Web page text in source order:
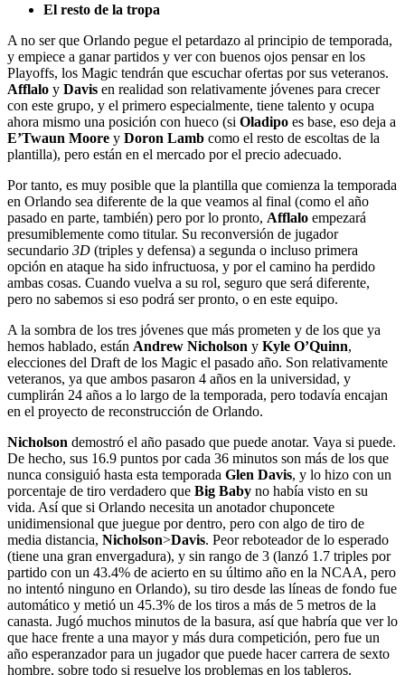
El resto de la tropa
A no ser que Orlando pegue el petardazo al principio de temporada,
y empiece a ganar partidos y ver con buenos ojos pensar en los
Playoffs, los Magic tendrán que escuchar ofertas por sus veteranos.
Afflalo y Davis en realidad son relativamente jóvenes para crecer
con este grupo, y el primero especialmente, tiene talento y ocupa
ahora mismo una posición con hueco (si Oladipo es base, eso deja a
E’Twaun Moore y Doron Lamb como el resto de escoltas de la
plantilla), pero están en el mercado por el precio adecuado.
Por tanto, es muy posible que la plantilla que comienza la temporada
en Orlando sea diferente de la que veamos al final (como el año
pasado en parte, también) pero por lo pronto, Afflalo empezará
presumiblemente como titular. Su reconversión de jugador
secundario 3D (triples y defensa) a segunda o incluso primera
opción en ataque ha sido infructuosa, y por el camino ha perdido
ambas cosas. Cuando vuelva a su rol, seguro que será diferente,
pero no sabemos si eso podrá ser pronto, o en este equipo.
A la sombra de los tres jóvenes que más prometen y de los que ya
hemos hablado, están Andrew Nicholson y Kyle O’Quinn,
elecciones del Draft de los Magic el pasado año. Son relativamente
veteranos, ya que ambos pasaron 4 años en la universidad, y
cumplirán 24 años a lo largo de la temporada, pero todavía encajan
en el proyecto de reconstrucción de Orlando.
Nicholson demostró el año pasado que puede anotar. Vaya si puede.
De hecho, sus 16.9 puntos por cada 36 minutos son más de los que
nunca consiguió hasta esta temporada Glen Davis, y lo hizo con un
porcentaje de tiro verdadero que Big Baby no había visto en su
vida. Así que si Orlando necesita un anotador chuponcete
unidimensional que juegue por dentro, pero con algo de tiro de
media distancia, Nicholson>Davis. Peor reboteador de lo esperado
(tiene una gran envergadura), y sin rango de 3 (lanzó 1.7 triples por
partido con un 43.4% de acierto en su último año en la NCAA, pero
no intentó ninguno en Orlando), su tiro desde las líneas de fondo fue
automático y metió un 45.3% de los tiros a más de 5 metros de la
canasta. Jugó muchos minutos de la basura, así que habría que ver lo
que hace frente a una mayor y más dura competición, pero fue un
año esperanzador para un jugador que puede hacer carrera de sexto
hombre, sobre todo si resuelve los problemas en los tableros.